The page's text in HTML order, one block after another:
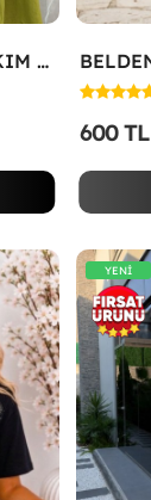
GÖMLEKLİ İKİLİ TAKIM Yeşil
600 TL
YENİ